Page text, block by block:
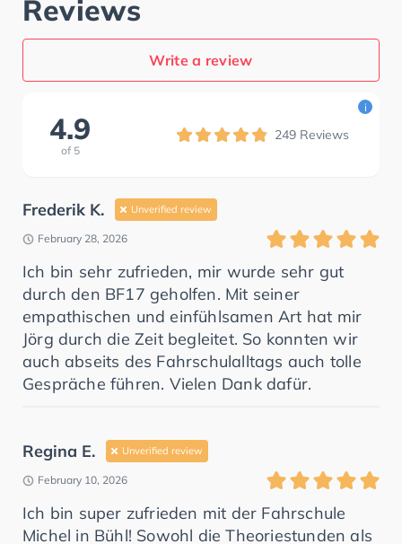
Reviews
Write a review
4.9
of 5
249 Reviews
i
Frederik K. Unverified review
February 28, 2026
Ich bin sehr zufrieden, mir wurde sehr gut
durch den BF17 geholfen. Mit seiner
empathischen und einfühlsamen Art hat mir
Jörg durch die Zeit begleitet. So konnten wir
auch abseits des Fahrschulalltags auch tolle
Gespräche führen. Vielen Dank dafür.
Regina E. Unverified review
February 10, 2026
Ich bin super zufrieden mit der Fahrschule
Michel in Bühl! Sowohl die Theoriestunden als